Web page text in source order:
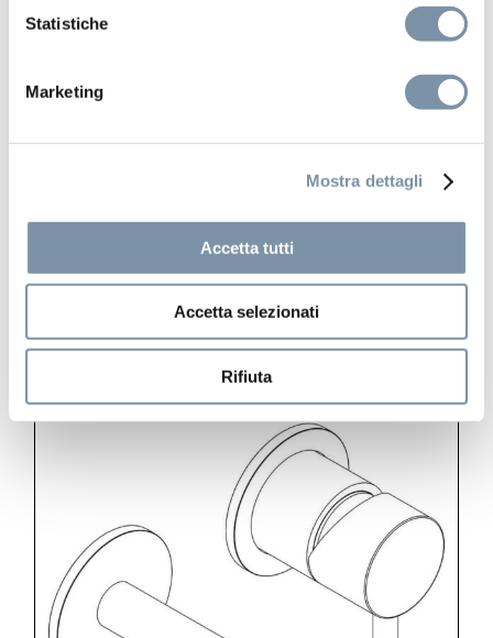
Statistiche
Marketing
Mostra dettagli
Accetta tutti
Accetta selezionati
Rifiuta
Metal 316
Shower column ø 35 mm
RU622 E